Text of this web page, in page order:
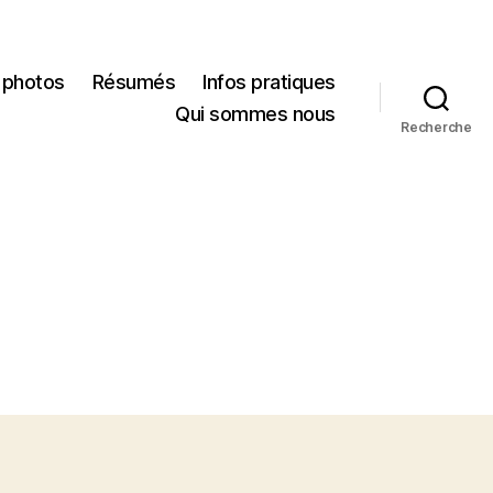
Résumés
Infos pratiques
Qui sommes nous
Recherche